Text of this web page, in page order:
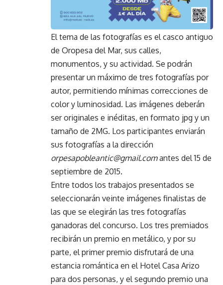
El tema de las fotografías es el casco antiguo
de Oropesa del Mar, sus calles,
monumentos, y su actividad. Se podrán
presentar un máximo de tres fotografías por
autor, permitiendo mínimas correcciones de
color y luminosidad. Las imágenes deberán
ser originales e inéditas, en formato jpg y un
tamaño de 2MG. Los participantes enviarán
sus fotografías a la dirección
orpesapobleantic@gmail.comantes del 15 de
septiembre de 2015.
Entre todos los trabajos presentados se
seleccionarán veinte imágenes finalistas de
las que se elegirán las tres fotografías
ganadoras del concurso. Los tres premiados
recibirán un premio en metálico, y por su
parte, el primer premio disfrutará de una
estancia romántica en el Hotel Casa Arizo
para dos personas, y el segundo premio una